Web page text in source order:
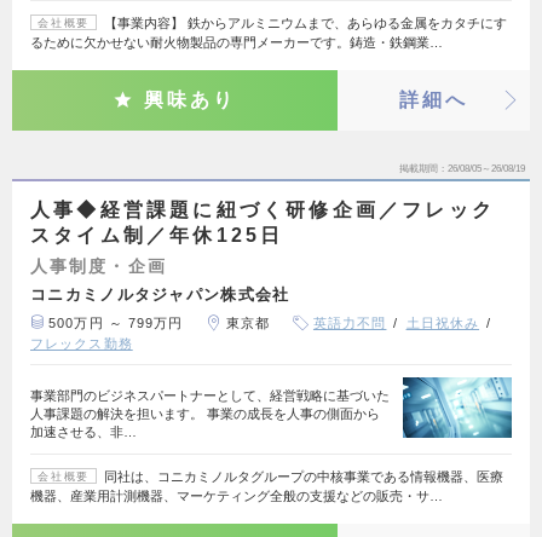
会社概要
【事業内容】 鉄からアルミニウムまで、あらゆる金属をカタチにす
るために欠かせない耐火物製品の専門メーカーです。鋳造・鉄鋼業…
興味あり 詳細へ
掲載期間 26/08/05～26/08/19
人事◆経営課題に紐づく研修企画／フレック
スタイム制／年休125日
人事制度・企画
コニカミノルタジャパン株式会社
500万円 ～ 799万円 東京都 英語力不問
土日祝休み
フレックス勤務
事業部門のビジネスパートナーとして、経営戦略に基づいた
人事課題の解決を担います。 事業の成長を人事の側面から
加速させる、非…
会社概要
同社は、コニカミノルタグループの中核事業である情報機器、医療
機器、産業用計測機器、マーケティング全般の支援などの販売・サ…